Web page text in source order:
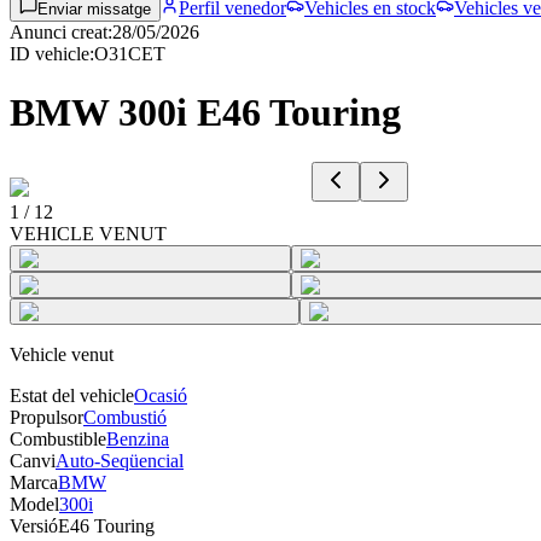
Enviar missatge Perfil venedor Vehicles en stock
Vehicles
Anunci creat:28/05/2026
ID vehicle:O31CET
BMW 300i E46 Touring
1 / 12
VEHICLE VENUT
Vehicle venut
Estat del vehicleOcasió
PropulsorCombustió
CombustibleBenzina
CanviAuto-Seqüencial
MarcaBMW
Model300i
VersióE46 Touring